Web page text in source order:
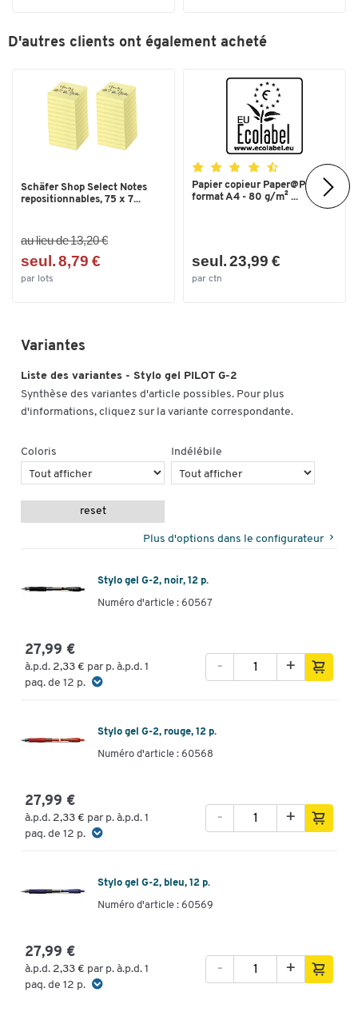
D'autres clients ont également acheté
Schäfer Shop Select Notes
repositionnables, 75 x 7...
au lieu de 13,20 €
seul. 8,79 €
par lots
Papier copieur Paper@Print -
format A4 - 80 g/m² ...
seul. 23,99 €
par ctn
Variantes
Liste des variantes - Stylo gel PILOT G-2
Synthèse des variantes d'article possibles. Pour plus
d'informations, cliquez sur la variante correspondante.
Coloris Indélébile
reset
Plus d'options dans le configurateur
Stylo gel G-2, noir, 12 p.
Numéro d'article : 60567
27,99 €
à.p.d. 2,33 € par p. à.p.d. 1
paq. de 12 p.
+
-
Stylo gel G-2, rouge, 12 p.
Numéro d'article : 60568
27,99 €
à.p.d. 2,33 € par p. à.p.d. 1
paq. de 12 p.
+
-
Stylo gel G-2, bleu, 12 p.
Numéro d'article : 60569
27,99 €
à.p.d. 2,33 € par p. à.p.d. 1
paq. de 12 p.
+
-
Toucher deux fois pour zoomer